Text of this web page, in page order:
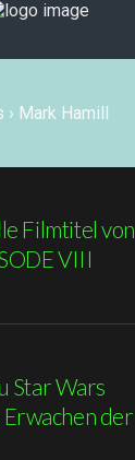
› Mark Hamill
Filmtitel von
VIII
Star Wars
Erwachen der